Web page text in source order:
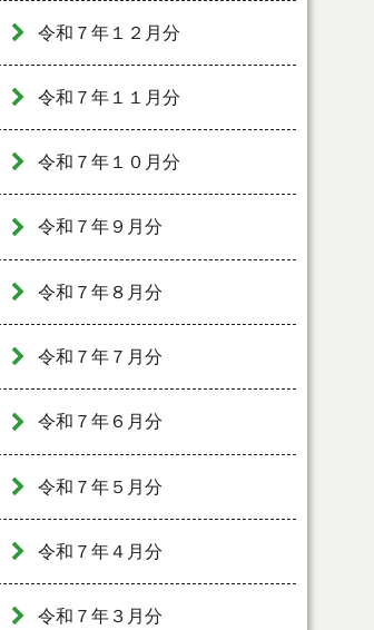
令和７年１２月分
令和７年１１月分
令和７年１０月分
令和７年９月分
令和７年８月分
令和７年７月分
令和７年６月分
令和７年５月分
令和７年４月分
令和７年３月分